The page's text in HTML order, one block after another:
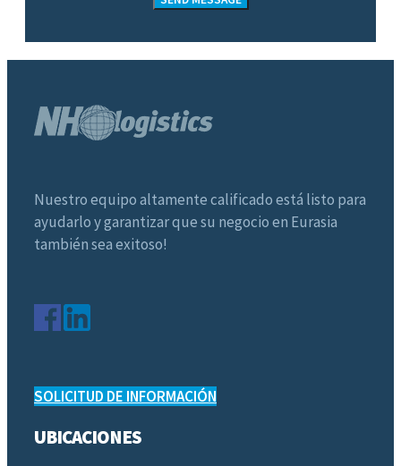
Nuestro equipo altamente calificado está listo para
ayudarlo y garantizar que su negocio en Eurasia
también sea exitoso!
SOLICITUD DE INFORMACIÓN
UBICACIONES